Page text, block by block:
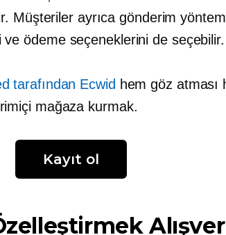
Müşteriler ayrıca gönderim
ödeme seçeneklerini de seçebilir.
tarafından Ecwid hem göz atması
mağaza kurmak.
Kayıt ol